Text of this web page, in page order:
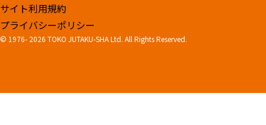
サイト利用規約
プライバシーポリシー
© 1976-2026 TOKO JUTAKU-SHA Ltd. All Rights Reserved.